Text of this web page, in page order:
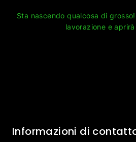
Sta nascendo qualcosa di
lavorazione e
Informazioni di